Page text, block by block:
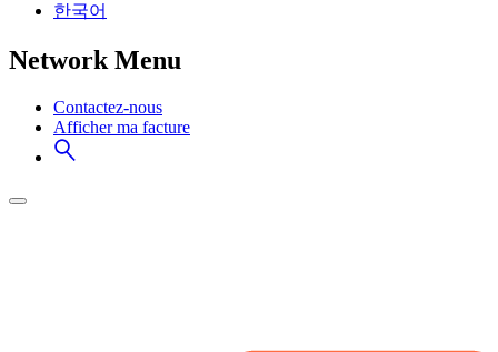
한국어
Network Menu
Contactez-nous
Afficher ma facture